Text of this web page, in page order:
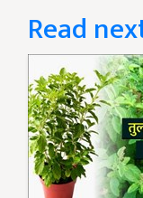
Read